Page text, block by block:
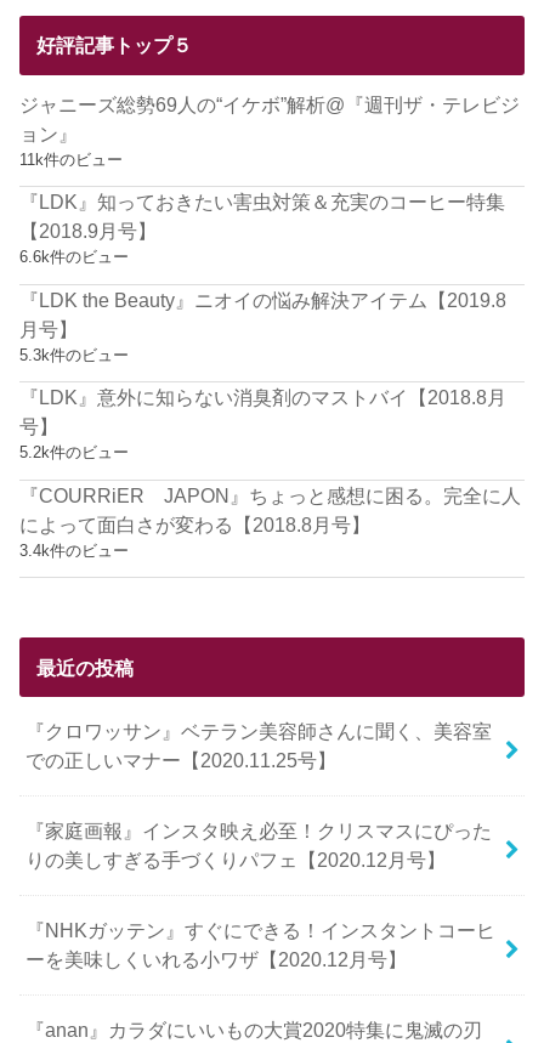
好評記事トップ５
ジャニーズ総勢69人の“イケボ”解析@『週刊ザ・テレビジ
ョン』
11k件のビュー
『LDK』知っておきたい害虫対策＆充実のコーヒー特集
【2018.9月号】
6.6k件のビュー
『LDK the Beauty』ニオイの悩み解決アイテム【2019.8
月号】
5.3k件のビュー
『LDK』意外に知らない消臭剤のマストバイ【2018.8月
号】
5.2k件のビュー
『COURRiER JAPON』ちょっと感想に困る。完全に人
によって面白さが変わる【2018.8月号】
3.4k件のビュー
最近の投稿
『クロワッサン』ベテラン美容師さんに聞く、美容室
での正しいマナー【2020.11.25号】
『家庭画報』インスタ映え必至！クリスマスにぴった
りの美しすぎる手づくりパフェ【2020.12月号】
『NHKガッテン』すぐにできる！インスタントコーヒ
ーを美味しくいれる小ワザ【2020.12月号】
『anan』カラダにいいもの大賞2020特集に鬼滅の刃